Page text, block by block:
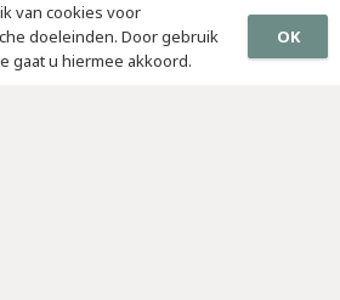
van cookies voor
doeleinden. Door gebruik
gaat u hiermee akkoord.
OK